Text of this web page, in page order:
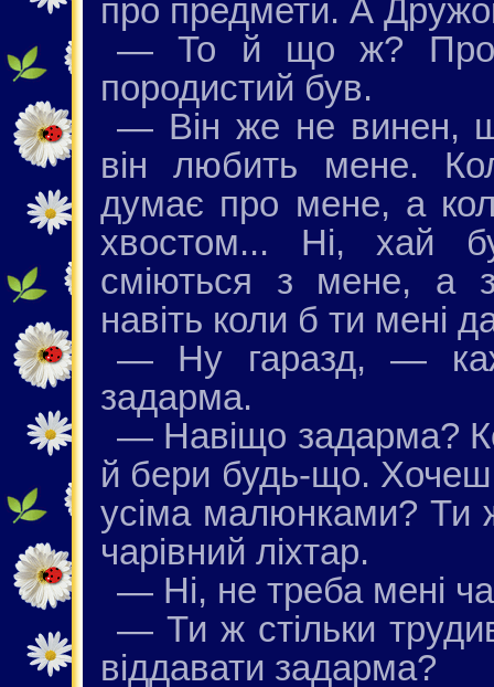
про предмети. А
— То й що ж?
породистий був.
— Він же не винен,
він любить мене.
думає про мене, а
хвостом... Ні, хай
сміються з мене, а
навіть коли б ти мені
— Ну гаразд, —
задарма.
— Навіщо задарма?
й бери будь-що. Хочеш,
усіма малюнками? Ти
чарівний ліхтар.
— Ні, не треба мені
— Ти ж стільки
віддавати задарма?